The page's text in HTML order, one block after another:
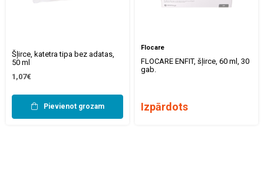
Šļirce, katetra tipa bez adatas,
50 ml
1,07€
Pievienot grozam
Flocare
FLOCARE ENFIT, šļirce, 60 ml, 30
gab.
Izpārdots